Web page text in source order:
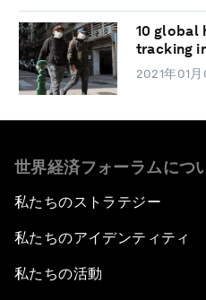
10 global
tracking
2021年01月
世界経済フォーラムにつ
私たちのストラテジー
私たちのアイデンティティ
私たちの活動